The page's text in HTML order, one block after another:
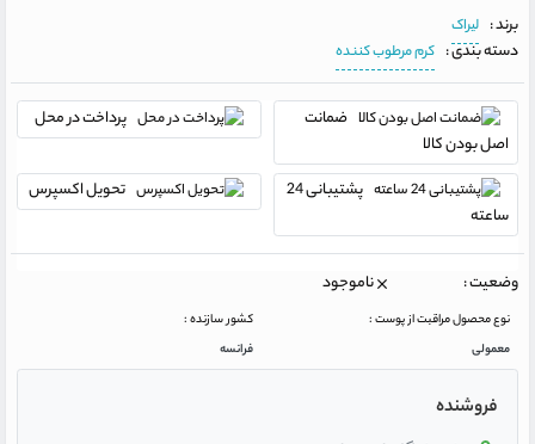
برند : لیراک
دسته بندی : کرم مرطوب کننده
ضمانت
اصل بودن کالا
پرداخت در محل
پشتیبانی 24
ساعته
تحویل اکسپرس
وضعیت : ناموجود
نوع محصول مراقبت از پوست :
معمولی
کشور سازنده :
فرانسه
فروشنده